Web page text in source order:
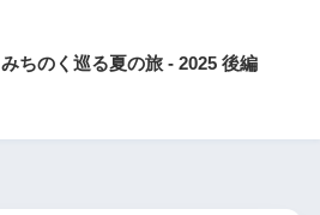
みちのく巡る夏の旅 - 2025 後編